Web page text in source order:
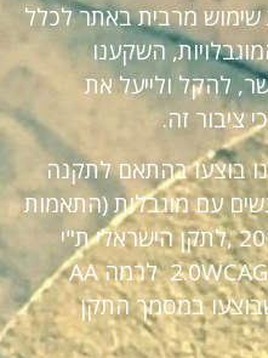
שימוש מרבית באתר לכלל
השקענו
להקל ולייעל את
ציבור זה.
בוצעו בהתאם לתקנה
עם מוגבלות (התאמות
נגישות לשירות) התשע"ג 2013 ,לתקן הישראלי ת"י
5568 המבוסס על הנחיות 2.0WCAG לרמה AA
במסמך התקן